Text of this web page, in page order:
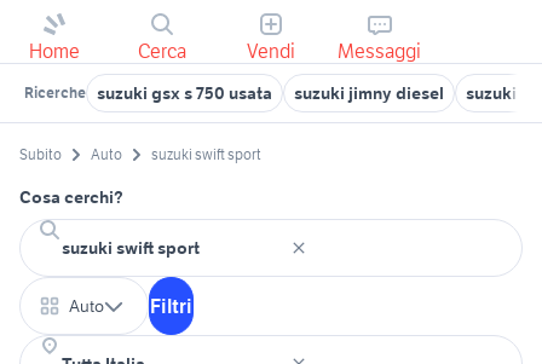
Home Cerca Vendi Messaggi
Ricerche suzuki gsx s 750 usata suzuki jimny diesel suzuki
Subito Auto suzuki swift sport
Cosa cerchi?
Auto Filtri